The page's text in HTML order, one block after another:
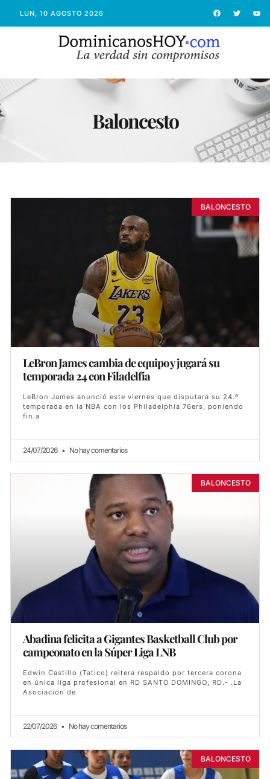
LUN, 10 AGOSTO 2026
Baloncesto
BALONCESTO
LeBron James cambia de equipo y jugará su
temporada 24 con Filadelfia
LeBron James anunció este viernes que disputará su 24.ª
temporada en la NBA con los Philadelphia 76ers, poniendo
fin a
24/07/2026 No hay comentarios
BALONCESTO
Abadina felicita a Gigantes Basketball Club por
campeonato en la Súper Liga LNB
Edwin Castillo (Tatico) reitera respaldo por tercera corona
en única liga profesional en RD SANTO DOMINGO, RD.- .La
Asociación de
22/07/2026 No hay comentarios
BALONCESTO